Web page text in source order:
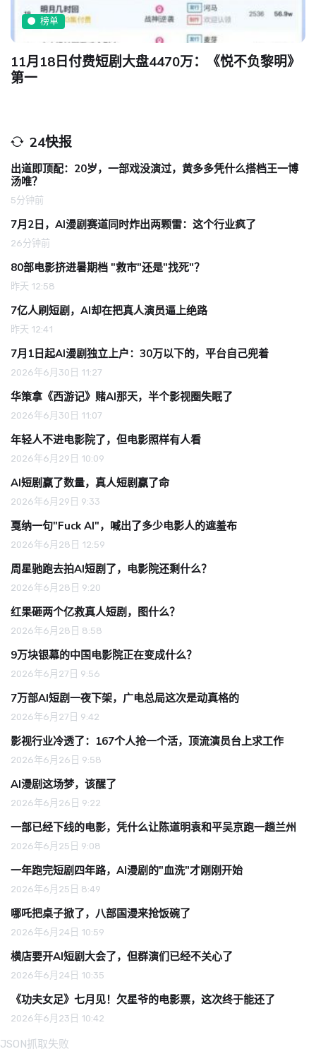
榜单
11月18日付费短剧大盘4470万：《悦不负黎明》
第一
24快报
出道即顶配：20岁，一部戏没演过，黄多多凭什么搭档王一博
汤唯？
5分钟前
7月2日，AI漫剧赛道同时炸出两颗雷：这个行业疯了
26分钟前
80部电影挤进暑期档 "救市"还是"找死"？
昨天 12:58
7亿人刷短剧，AI却在把真人演员逼上绝路
昨天 12:41
7月1日起AI漫剧独立上户：30万以下的，平台自己兜着
2026年6月30日 11:27
华策拿《西游记》赌AI那天，半个影视圈失眠了
2026年6月30日 11:07
年轻人不进电影院了，但电影照样有人看
2026年6月29日 10:09
AI短剧赢了数量，真人短剧赢了命
2026年6月29日 9:33
戛纳一句"Fuck AI"，喊出了多少电影人的遮羞布
2026年6月28日 12:59
周星驰跑去拍AI短剧了，电影院还剩什么？
2026年6月28日 9:20
红果砸两个亿救真人短剧，图什么？
2026年6月28日 8:58
9万块银幕的中国电影院正在变成什么？
2026年6月27日 9:56
7万部AI短剧一夜下架，广电总局这次是动真格的
2026年6月27日 9:42
影视行业冷透了：167个人抢一个活，顶流演员台上求工作
2026年6月26日 9:58
AI漫剧这场梦，该醒了
2026年6月26日 9:22
一部已经下线的电影，凭什么让陈道明袁和平吴京跑一趟兰州
2026年6月25日 9:08
一年跑完短剧四年路，AI漫剧的"血洗"才刚刚开始
2026年6月25日 8:49
哪吒把桌子掀了，八部国漫来抢饭碗了
2026年6月24日 10:59
横店要开AI短剧大会了，但群演们已经不关心了
2026年6月24日 10:35
《功夫女足》七月见！欠星爷的电影票，这次终于能还了
2026年6月23日 10:42
JSON抓取失败